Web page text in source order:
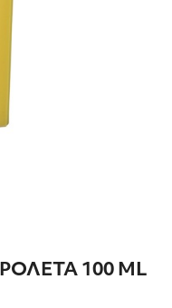
100 ML